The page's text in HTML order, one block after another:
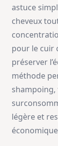
astuce
cheveux
pour le cuir
préserver
méthode
shampoing,
légère et